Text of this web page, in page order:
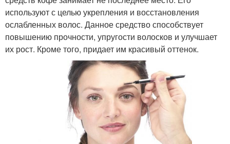
используют с целью укрепления и восстановления
ослабленных волос. Данное средство способствует
повышению прочности, упругости волосков и улучшает
их рост. Кроме того, придает им красивый оттенок.